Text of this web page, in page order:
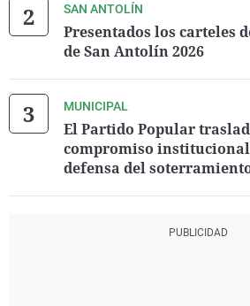
SAN ANTOLÍN
Presentados los carteles
de San Antolín 2026
MUNICIPAL
El Partido Popular
compromiso
defensa del